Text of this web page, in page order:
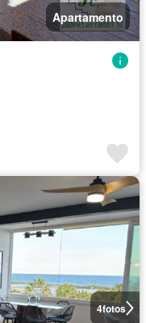
Apartamento
4fotos